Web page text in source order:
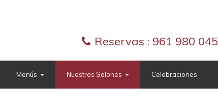
Reservas : 961 980 045
Menús Nuestros Salones Celebraciones